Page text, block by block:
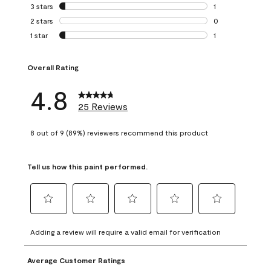
0 reviews with 4
3 stars stars
1
1 review with 3
2 stars stars
0
0 reviews with 2
1 star stars
1
Overall Rating
4.8 25 Reviews
8 out of 9 (89%) reviewers recommend this product
Tell us how this paint performed.
to
rate
the
item
to
rate
the
to
rate
the
item
to
rate
to
rate
Adding a review will require a valid email for verification
Average Customer Ratings